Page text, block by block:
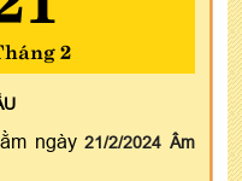
2
ngày21/2/2024 Âm